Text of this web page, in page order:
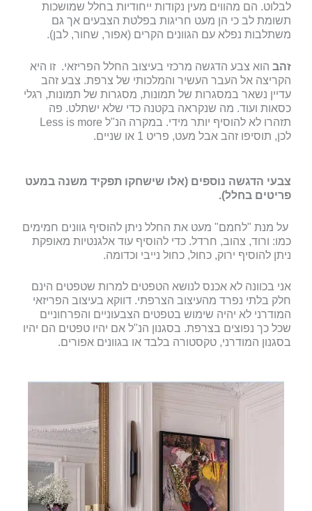
לבלוט. הם מהווים מעין נקודות ייחודיות בחלל שמושכות
תשומת לב כי הן מעט חריגות בפלטת הצבעים אך גם
משתלבות נפלא עם הגוונים הקרים (אפור, שחור, לבן).
זהב הוא צבע הדגשה מרכזי בעיצוב החלל הפריזאי. זו היא
הקריצה אל העבר העשיר והמלכותי של צרפת. צבע זהב
עדיין נשאר במסגרות של תמונות, מסגרות של תמונות, רגלי
כסאות ועוד. מה שנקראה בקטנה כדי שלא ישתלט. פה
תזהרו לא להוסיף יותר מידי. במקרה הנ"ל Less is more
לכן, תוסיפו זהב אבל מעט, פריט 1 או שניים.
צבעי הדגשה נוספים (אלו שישחקו תפקיד משנה במעט
פריטים בחלל).
על מנת "לחמם" מעט את החלל ניתן להוסיף גוונים חמימים
כמו: ורוד, צהוב, חרדל. כדי להוסיף עוד אלגנטיות מאופקת
ניתן להוסיף ירוק, כחול, כחול נייבי וכדומה.
אני בכוונה לא אכנס לנושא הטפטים למרות שטפטים הינם
חלק בלתי נפרד מהעיצוב הצרפתי. דווקא בעיצוב הפריזאי
המודרני לא יהיה שימוש בטפטים הצבעוניים והפרחוניים
שכל כך נפוצים בצרפת. בסגנון הנ"ל אם יהיו טפטים הם יהיו
בסגנון המודרני, טקסטורה בלבד או בגוונים אפורים.